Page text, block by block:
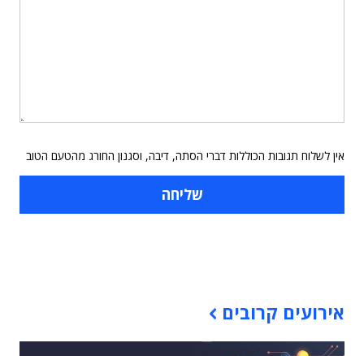
אין לשלוח תגובות הכוללות דברי הסתה, דיבה, וסגנון החורג מהטעם הטוב
אירועים קרובים